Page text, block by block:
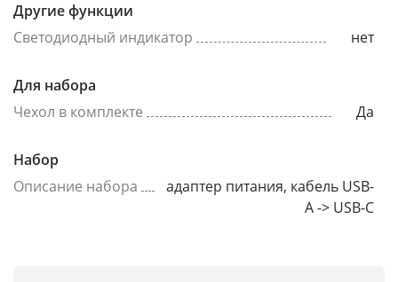
Другие функции
Светодиодный индикатор
нет
Для набора
Чехол в комплекте
Да
Набор
Описание набора
адаптер питания, кабель USB-
A -> USB-C